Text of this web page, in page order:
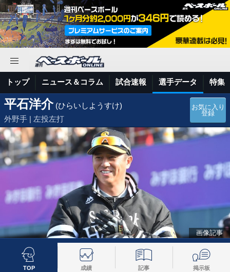
トップ ニュース＆コラム 試合速報 選手データ 特集
平石洋介 (ひらいしようすけ)
外野手 | 左投左打
お気に入り
登録
画像記事
TOP 成績 記事 掲示板